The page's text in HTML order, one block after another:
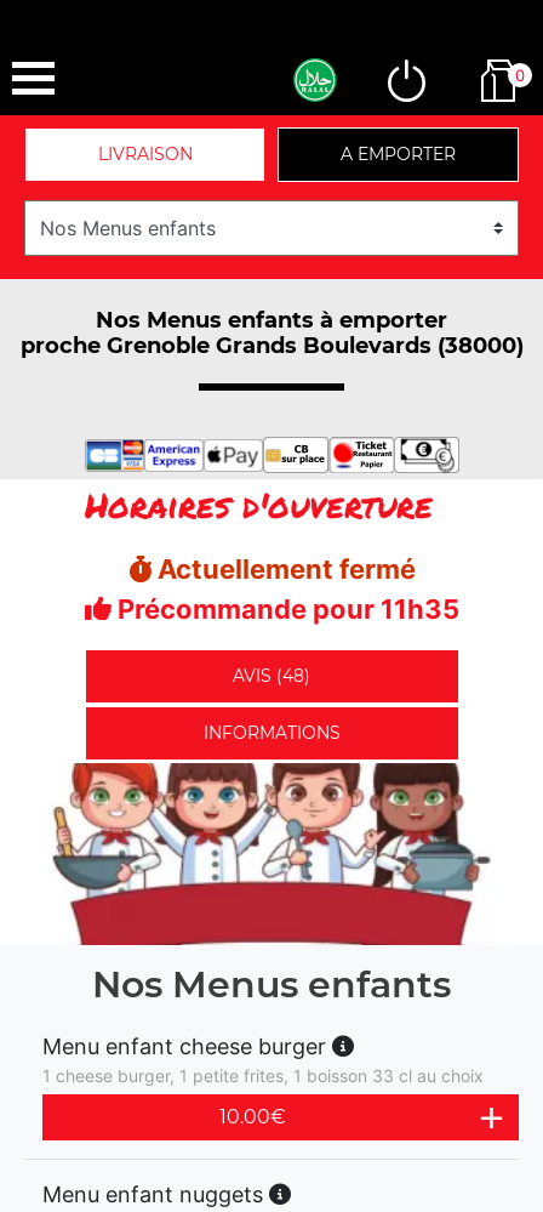
0
LIVRAISON A EMPORTER
Nos Menus enfants à emporter
proche Grenoble Grands Boulevards (38000)
Horaires d'ouverture
Actuellement fermé
Précommande pour 11h35
AVIS (48)
INFORMATIONS
Nos Menus enfants
Menu enfant cheese burger
1 cheese burger, 1 petite frites, 1 boisson 33 cl au choix
10.00€
Menu enfant nuggets